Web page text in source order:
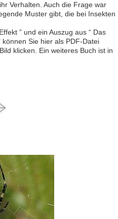
Verhalten. Auch die Frage war
Muster gibt, die bei Insekten
” und ein Auszug aus “ Das
Sie hier als PDF-Datei
klicken. Ein weiteres Buch ist in